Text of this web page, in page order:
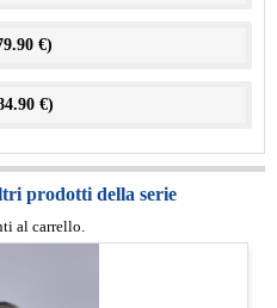
€)
€)
prodotti della serie
al carrello.